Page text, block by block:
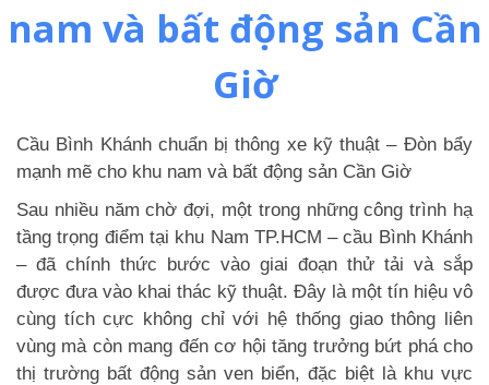
nam và bất động sản Cần
Giờ
Cầu Bình Khánh chuẩn bị thông xe kỹ thuật – Đòn bẩy
mạnh mẽ cho khu nam và bất động sản Cần Giờ
Sau nhiều năm chờ đợi, một trong những công trình hạ
tầng trọng điểm tại khu Nam TP.HCM – cầu Bình Khánh
– đã chính thức bước vào giai đoạn thử tải và sắp
được đưa vào khai thác kỹ thuật. Đây là một tín hiệu vô
cùng tích cực không chỉ với hệ thống giao thông liên
vùng mà còn mang đến cơ hội tăng trưởng bứt phá cho
thị trường bất động sản ven biển, đặc biệt là khu vực